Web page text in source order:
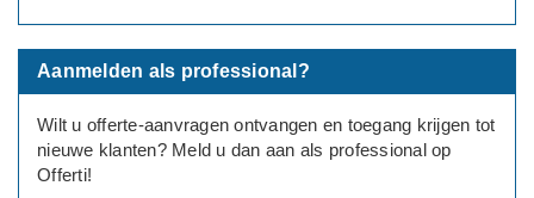
Aanmelden als professional?
Wilt u offerte-aanvragen ontvangen en toegang krijgen tot
nieuwe klanten? Meld u dan aan als professional op
Offerti!